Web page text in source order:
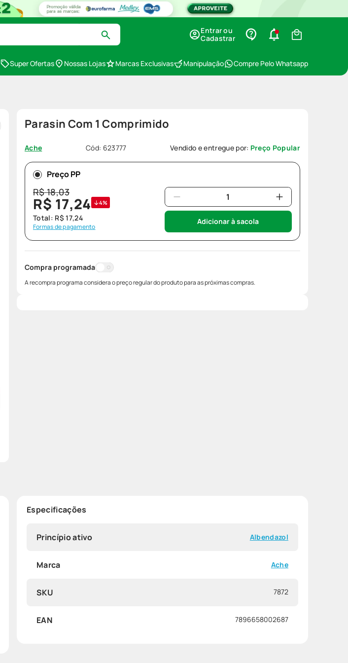
Entrar ou
Cadastrar
Super Ofertas Nossas Lojas Marcas Exclusivas Manipulação Compre Pelo Whatsapp
Parasin Com 1 Comprimido
Ache Cód: 623777 Vendido e entregue por: Preço Popular
Preço PP
R$18,03
R$ 17,24 4%
Total: R$ 17,24
Formas de pagamento
Adicionar à sacola
Compra programada
A recompra programa considera o preço regular do produto para as próximas compras.
Especificações
Princípio ativo Albendazol
Marca Ache
SKU 7872
EAN 7896658002687